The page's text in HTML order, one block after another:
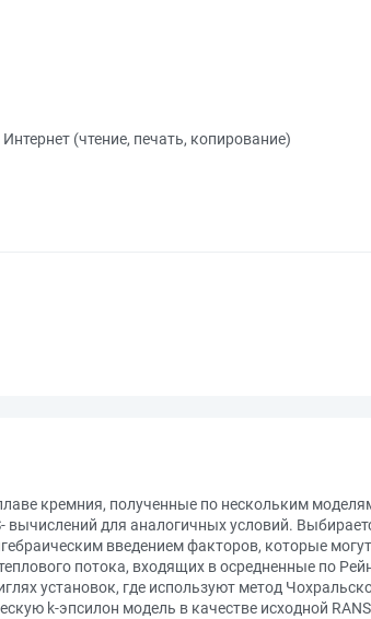
(чтение, печать, копирование)
кремния, полученные по нескольким
для аналогичных условий.
введением факторов, которые
потока, входящих в осредненные по
установок, где используют метод
k-эпсилон модель в качестве исходной